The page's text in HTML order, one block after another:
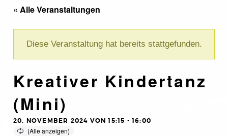
« Alle Veranstaltungen
Diese Veranstaltung hat bereits stattgefunden.
Kreativer Kindertanz
(Mini)
20. NOVEMBER 2024 VON 15:15 -16:00